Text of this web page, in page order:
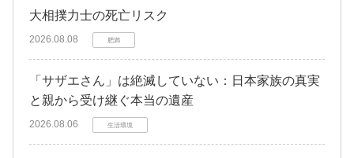
大相撲力士の死亡リスク
2026.08.08 肥満
「サザエさん」は絶滅していない：日本家族の真実
と親から受け継ぐ本当の遺産
2026.08.06 生活環境